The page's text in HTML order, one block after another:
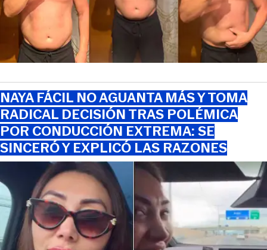
NAYA FÁCIL NO AGUANTA MÁS Y TOMA
RADICAL DECISIÓN TRAS POLÉMICA
POR CONDUCCIÓN EXTREMA: SE
SINCERÓ Y EXPLICÓ LAS RAZONES